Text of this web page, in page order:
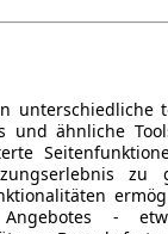
unterschiedliche
und ähnliche
zu
Angebotes -
SchaltgetriebeCabrio
Sensoren hinten,